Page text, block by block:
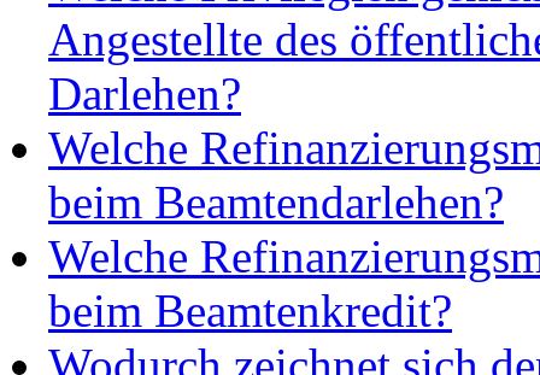
Angestellte des
Darlehen?
Welche
beim Beamtendarlehen?
Welche
beim Beamtenkredit?